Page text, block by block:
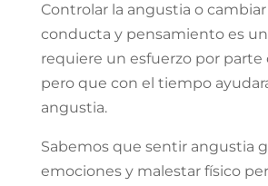
Controlar la angustia o
conducta y pensamiento es
requiere un esfuerzo por parte
pero que con el tiempo
angustia.
Sabemos que sentir angustia
emociones y malestar físico